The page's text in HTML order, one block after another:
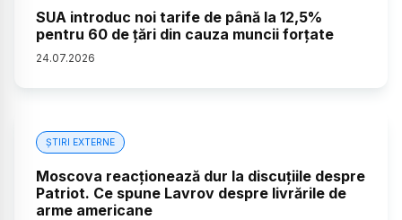
SUA introduc noi tarife de până la 12,5%
pentru 60 de țări din cauza muncii forțate
24.07.2026
ȘTIRI EXTERNE
Moscova reacționează dur la discuțiile despre
Patriot. Ce spune Lavrov despre livrările de
arme americane